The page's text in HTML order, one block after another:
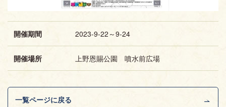
開催期間 2023-9-22～9-24
開催場所 上野恩賜公園 噴水前広場
一覧ページに戻る